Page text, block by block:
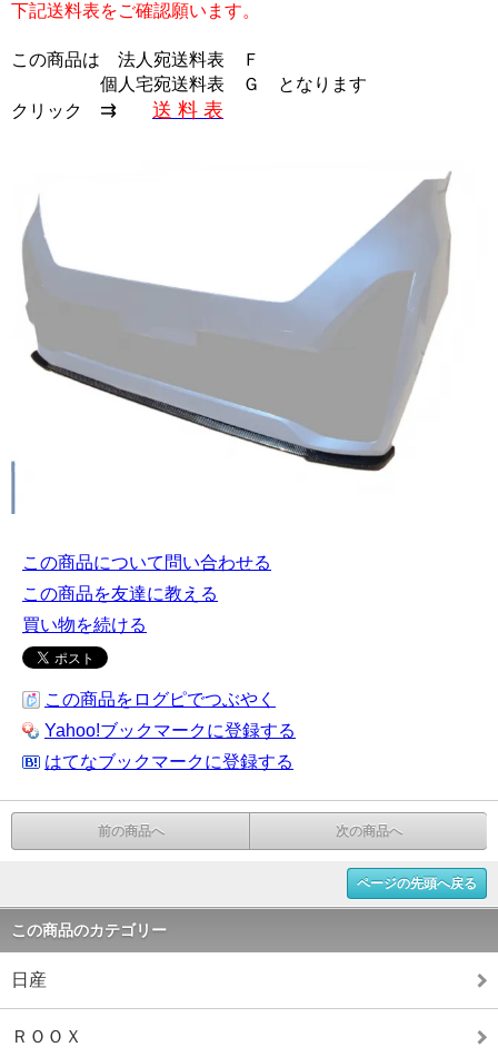
下記送料表をご確認願います。
この商品は 法人宛送料表 Ｆ
個人宅宛送料表 Ｇ
となります
クリック ⇉ 送 料 表
この商品について問い合わせる
この商品を友達に教える
買い物を続ける
この商品をログピでつぶやく
Yahoo!ブックマークに登録する
はてなブックマークに登録する
前の商品へ 次の商品へ
ページの先頭へ戻る
この商品のカテゴリー
日産
ＲＯＯＸ